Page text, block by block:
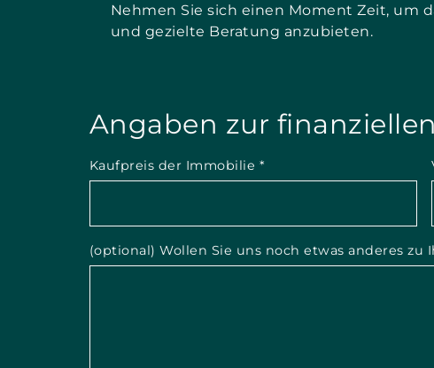
Nehmen Sie sich einen Moment Zeit, um
und gezielte Beratung anzubieten.
Angaben zur
Kaufpreis der Immobilie *
(optional) Wollen Sie uns noch etwas anderes